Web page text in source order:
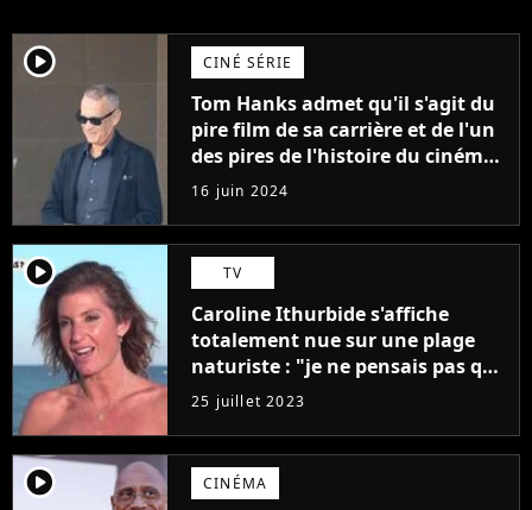
player2 CINÉ SÉRIE
Tom Hanks admet qu'il s'agit du
pire film de sa carrière et de l'un
des pires de l'histoire du cinéma :
"L'un des films les plus
médiocres jamais réalisés"
16 juin 2024
player2 TV
Caroline Ithurbide s'affiche
totalement nue sur une plage
naturiste : "je ne pensais pas que
j'arriverais à le faire..."
25 juillet 2023
player2 CINÉMA